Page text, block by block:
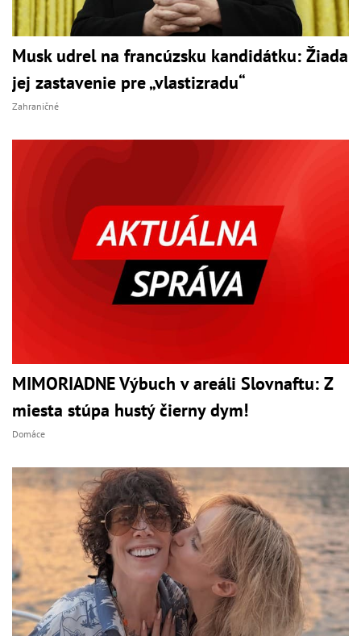
Musk udrel na francúzsku kandidátku: Žiada
jej zastavenie pre „vlastizradu“
Zahraničné
MIMORIADNE Výbuch v areáli Slovnaftu: Z
miesta stúpa hustý čierny dym!
Domáce